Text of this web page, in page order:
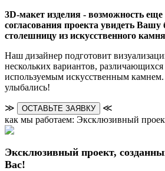
3D-макет изделия - возможность еще
согласования проекта увидеть
столешницу из искусственного
Наш дизайнер подготовит
нескольких вариантов,
используемым искусственным
улыбались!
≫ ОСТАВЬТЕ ЗАЯВКУ
≪
как мы работаем: Эксклюзивный
Эксклюзивный проект,
Вас!